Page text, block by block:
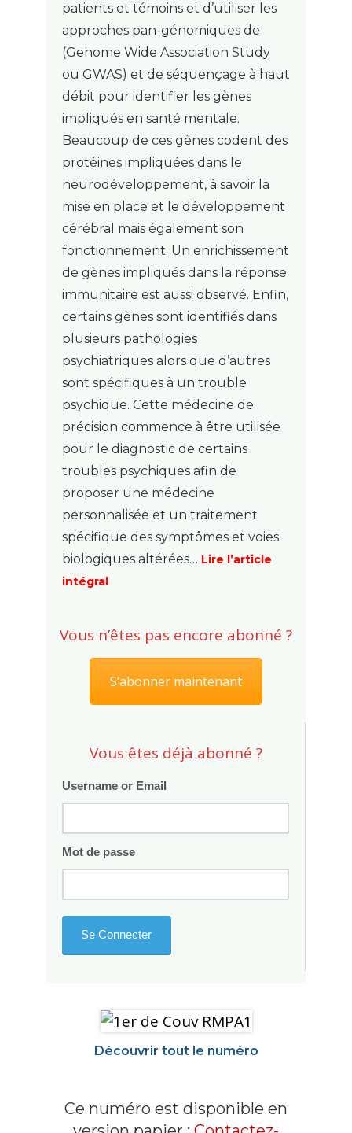
patients et témoins et d’utiliser les
approches pan-génomiques de
(Genome Wide Association Study
ou GWAS) et de séquençage à haut
débit pour identifier les gènes
impliqués en santé mentale.
Beaucoup de ces gènes codent des
protéines impliquées dans le
neurodéveloppement, à savoir la
mise en place et le développement
cérébral mais également son
fonctionnement. Un enrichissement
de gènes impliqués dans la réponse
immunitaire est aussi observé. Enfin,
certains gènes sont identifiés dans
plusieurs pathologies
psychiatriques alors que d’autres
sont spécifiques à un trouble
psychique. Cette médecine de
précision commence à être utilisée
pour le diagnostic de certains
troubles psychiques afin de
proposer une médecine
personnalisée et un traitement
spécifique des symptômes et voies
biologiques altérées… Lire l’article
intégral
Vous n’êtes pas encore abonné ?
S’abonner maintenant
Vous êtes déjà abonné ?
Username or Email
Mot de passe
Découvrir tout le numéro
Ce numéro est disponible en